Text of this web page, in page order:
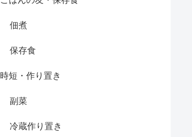
佃煮
保存食
時短・作り置き
副菜
冷蔵作り置き